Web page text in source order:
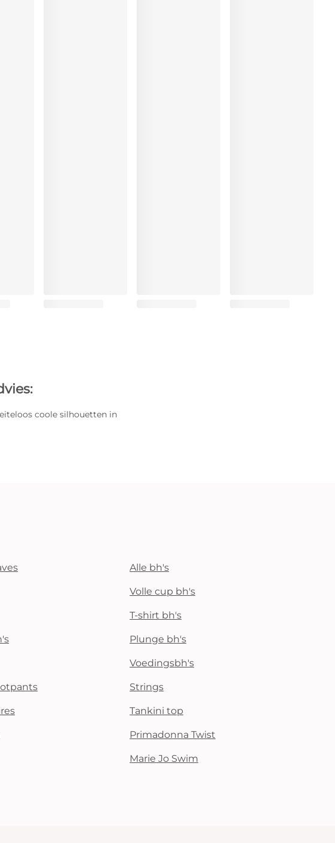
coole silhouetten in
Alle bh's
Volle cup bh's
T-shirt bh's
Plunge bh's
Voedingsbh's
Strings
Tankini top
Primadonna Twist
Marie Jo Swim